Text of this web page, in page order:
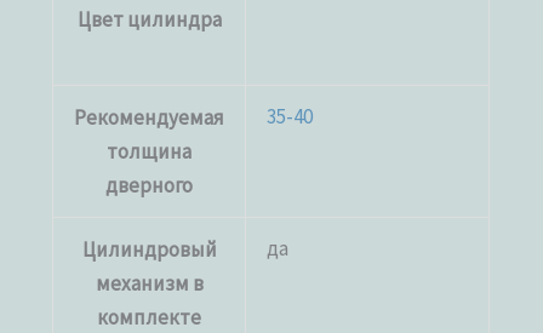
Цвет цилиндра
Рекомендуемая
толщина
дверного
35-40
Цилиндровый
механизм в
комплекте
да